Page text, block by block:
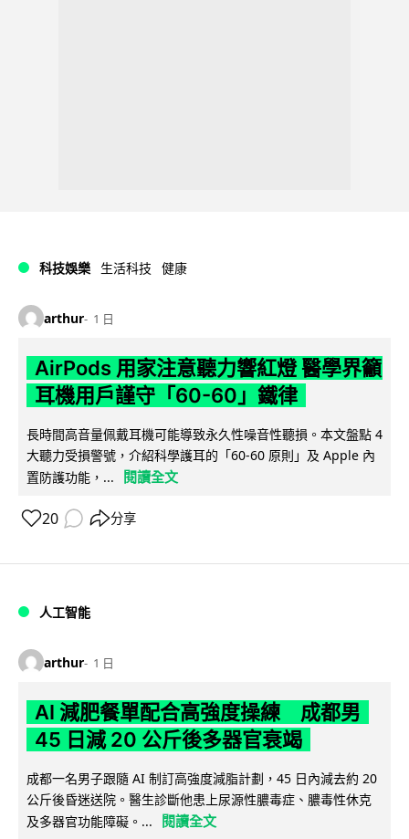
科技娛樂 生活科技 健康
arthur 1 日
AirPods 用家注意聽力響紅燈 醫學界籲
耳機用戶謹守「60-60」鐵律
長時間高音量佩戴耳機可能導致永久性噪音性聽損。本文盤點 4
大聽力受損警號，介紹科學護耳的「60-60 原則」及 Apple 內
置防護功能，...
閱讀全文
20 分享
人工智能
arthur 1 日
AI 減肥餐單配合高強度操練 成都男
45 日減 20 公斤後多器官衰竭
成都一名男子跟隨 AI 制訂高強度減脂計劃，45 日內減去約 20
公斤後昏迷送院。醫生診斷他患上尿源性膿毒症、膿毒性休克
及多器官功能障礙。...
閱讀全文